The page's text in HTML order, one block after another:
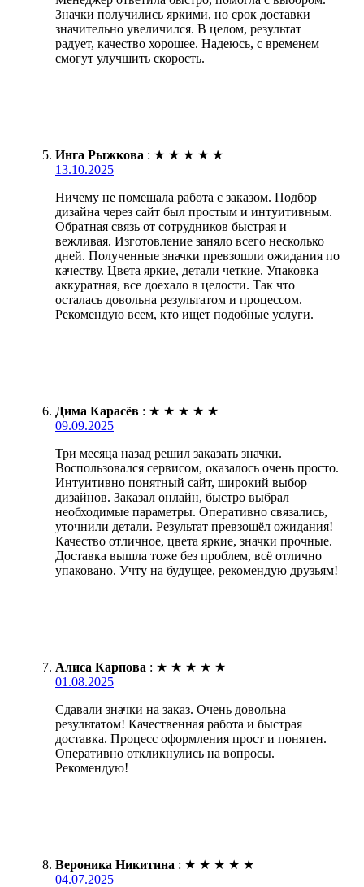
Значки получились яркими, но срок доставки
значительно увеличился. В целом, результат
радует, качество хорошее. Надеюсь, с временем
смогут улучшить скорость.
Инга Рыжкова : ★ ★ ★ ★ ★
13.10.2025
Ничему не помешала работа с заказом. Подбор
дизайна через сайт был простым и интуитивным.
Обратная связь от сотрудников быстрая и
вежливая. Изготовление заняло всего несколько
дней. Полученные значки превзошли ожидания по
качеству. Цвета яркие, детали четкие. Упаковка
аккуратная, все доехало в целости. Так что
осталась довольна результатом и процессом.
Рекомендую всем, кто ищет подобные услуги.
Дима Карасёв : ★ ★ ★ ★ ★
09.09.2025
Три месяца назад решил заказать значки.
Воспользовался сервисом, оказалось очень просто.
Интуитивно понятный сайт, широкий выбор
дизайнов. Заказал онлайн, быстро выбрал
необходимые параметры. Оперативно связались,
уточнили детали. Результат превзошёл ожидания!
Качество отличное, цвета яркие, значки прочные.
Доставка вышла тоже без проблем, всё отлично
упаковано. Учту на будущее, рекомендую друзьям!
Алиса Карпова : ★ ★ ★ ★ ★
01.08.2025
Сдавали значки на заказ. Очень довольна
результатом! Качественная работа и быстрая
доставка. Процесс оформления прост и понятен.
Оперативно откликнулись на вопросы.
Рекомендую!
Вероника Никитина : ★ ★ ★ ★ ★
04.07.2025